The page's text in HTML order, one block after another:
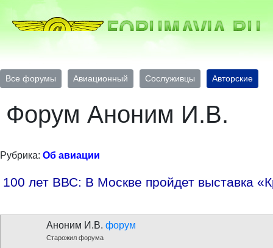
Все форумы Авиационный Сослуживцы Авторские
Форум Аноним И.В.
Рубрика: Об авиации
100 лет ВВС: В Москве пройдет выставка
Аноним И.В. форум
Старожил форума